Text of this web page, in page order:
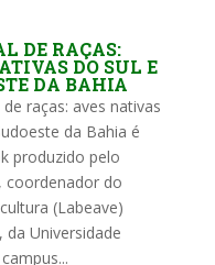
DE RAÇAS:
DO SUL E
DA BAHIA
raças: aves nativas
da Bahia é
produzido pelo
coordenador do
(Labeave)
Universidade